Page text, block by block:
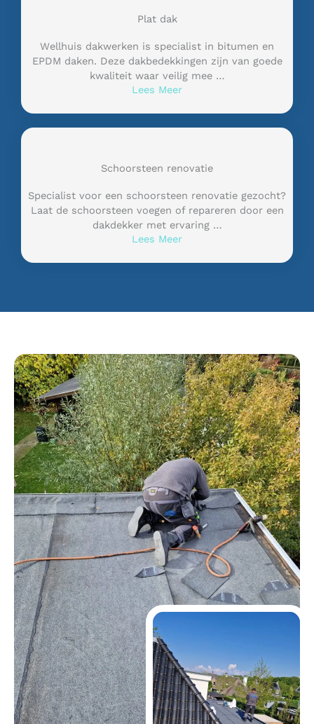
Plat dak
Wellhuis dakwerken is specialist in bitumen en
EPDM daken. Deze dakbedekkingen zijn van goede
kwaliteit waar veilig mee …
Lees Meer
Schoorsteen renovatie
Specialist voor een schoorsteen renovatie gezocht?
Laat de schoorsteen voegen of repareren door een
dakdekker met ervaring …
Lees Meer